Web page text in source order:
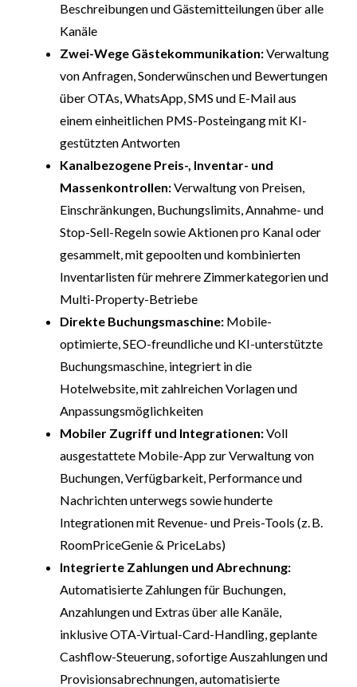
Beschreibungen und Gästemitteilungen über alle
Kanäle
Zwei-Wege Gästekommunikation:Verwaltung
von Anfragen, Sonderwünschen und Bewertungen
über OTAs, WhatsApp, SMS und E-Mail aus
einem einheitlichen PMS-Posteingang mit KI-
gestützten Antworten
Kanalbezogene Preis-, Inventar- und
Massenkontrollen:Verwaltung von Preisen,
Einschränkungen, Buchungslimits, Annahme- und
Stop-Sell-Regeln sowie Aktionen pro Kanal oder
gesammelt, mit gepoolten und kombinierten
Inventarlisten für mehrere Zimmerkategorien und
Multi-Property-Betriebe
Direkte Buchungsmaschine: Mobile-
optimierte, SEO-freundliche und KI-unterstützte
Buchungsmaschine, integriert in die
Hotelwebsite, mit zahlreichen Vorlagen und
Anpassungsmöglichkeiten
Mobiler Zugriff und Integrationen:Voll
ausgestattete Mobile-App zur Verwaltung von
Buchungen, Verfügbarkeit, Performance und
Nachrichten unterwegs sowie hunderte
Integrationen mit Revenue- und Preis-Tools (z. B.
RoomPriceGenie & PriceLabs)
Integrierte Zahlungen und Abrechnung:
Automatisierte Zahlungen für Buchungen,
Anzahlungen und Extras über alle Kanäle,
inklusive OTA-Virtual-Card-Handling, geplante
Cashflow-Steuerung, sofortige Auszahlungen und
Provisionsabrechnungen, automatisierte